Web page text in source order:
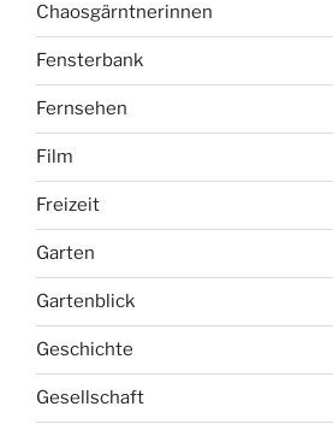
Chaosgärntnerinnen
Fensterbank
Fernsehen
Film
Freizeit
Garten
Gartenblick
Geschichte
Gesellschaft